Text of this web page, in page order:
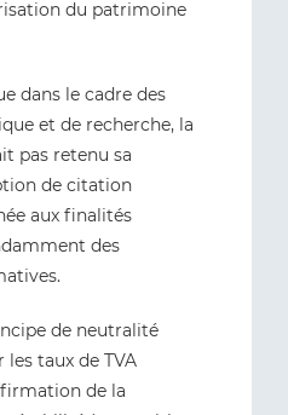
du patrimoine
dans le cadre des
et de recherche, la
pas retenu sa
de citation
aux finalités
des
de neutralité
taux de TVA
de la